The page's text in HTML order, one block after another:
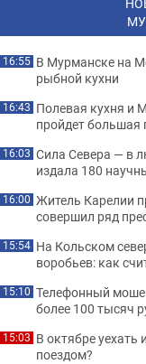
16:55 В Мурманске на
рыбной кухни
16:43 Полевая кухня и
пройдет большая
16:03 Сила Севера — в
издала 180
16:00 Житель Карелии
совершил ряд
15:54 На Кольском
воробьев: как
15:10 Телефонный
более 100 тысяч
15:03 В октябре
поездом?